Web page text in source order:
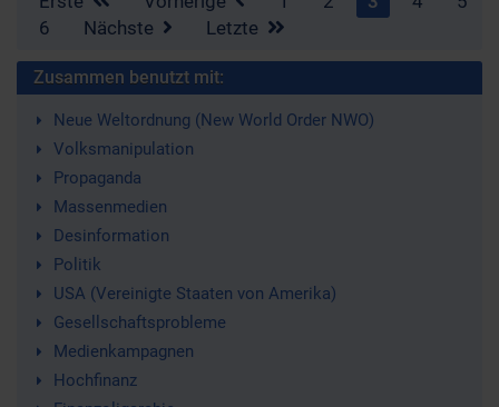
6
Nächste Letzte
Zusammen benutzt mit:
Neue Weltordnung (New World Order NWO)
Volksmanipulation
Propaganda
Massenmedien
Desinformation
Politik
USA (Vereinigte Staaten von Amerika)
Gesellschaftsprobleme
Medienkampagnen
Hochfinanz